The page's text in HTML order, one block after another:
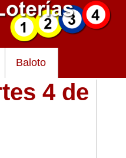
Baloto
4 de